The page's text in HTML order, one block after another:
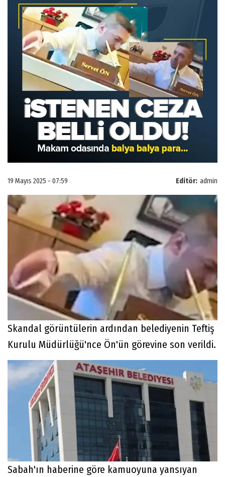
Editör: admin
19 Mayıs 2025 - 07:59
Skandal görüntülerin ardından belediyenin Teftiş
Kurulu Müdürlüğü'nce Ön'ün görevine son verildi.
Sabah'ın haberine göre kamuoyuna yansıyan